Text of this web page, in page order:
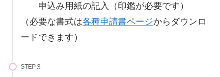
申込み用紙の記入（印鑑が必要です）
（必要な書式は各種申請書ページからダウンロ
ードできます）
STEP